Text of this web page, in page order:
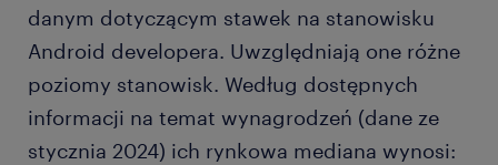
klientów w tym względzie.
Z czasem Android developer może także postarać
się o zdobycie stanowiska managerskiego. Wówczas
będzie zarządzał zespołem podwładnych
pracujących nad danymi projektami, np. jako
danym dotyczącym stawek na stanowisku
Android developera. Uwzględniają one różne
poziomy stanowisk. Według dostępnych
informacji na temat wynagrodzeń (dane ze
stycznia 2024) ich rynkowa mediana wynosi: